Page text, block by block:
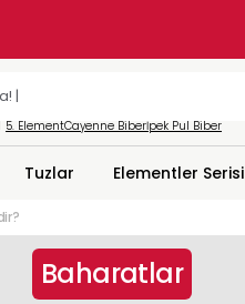
5. ElementCayenne Biberİpek Pul Biber
Tuzlar Elementler Serisi
Baharatlar